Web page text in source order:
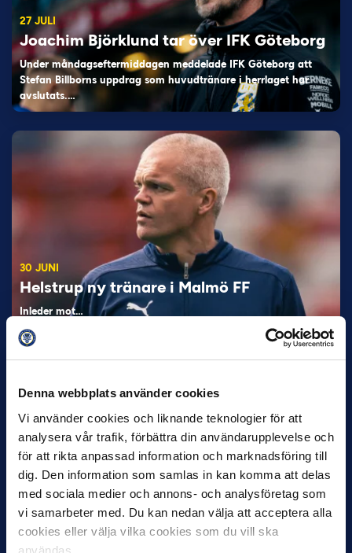
Denna webbplats använder cookies
Vi använder cookies och liknande teknologier för att
analysera vår trafik, förbättra din användarupplevelse och
för att rikta anpassad information och marknadsföring till
dig. Den information som samlas in kan komma att delas
med sociala medier och annons- och analysföretag som
vi samarbeter med. Du kan nedan välja att acceptera alla
cookies eller välja vilka cookies som du vill ska
användas.
27 JULI
Joachim Björklund tar över IFK Göteborg
Under måndagseftermiddagen meddelade IFK Göteborg att
Stefan Billborns uppdrag som huvudtränare i herrlaget har
avslutats.…
30 JUNI
Helstrup ny tränare i Malmö FF
Inleder mot…
12 JUNI
Favorit i repris för Sirius i maj
Samma vinnare som i…